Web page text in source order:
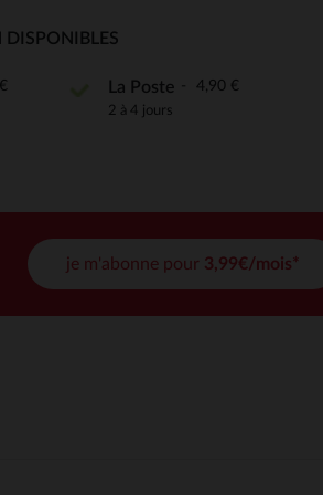
de confidentialité, en
La Poste 4,90 €
2 à 4 jours
je m'abonne pour 3,99€/mois*